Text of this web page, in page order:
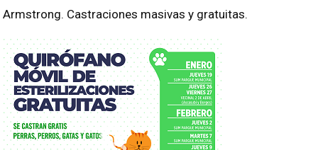
Armstrong. Castraciones masivas y gratuitas.